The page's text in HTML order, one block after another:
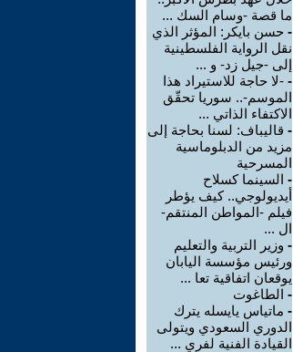
ما قصة -وسام السك ...
- حسن بايكر: المؤثر الذي
نقل الرواية الفلسطينية
إلى -جيل زد- و ...
- -لا حاجة للاستيراد هذا
الموسم-.. سوريا تحقّق
الاكتفاء الذاتي ...
- قاليباف: لسنا بحاجة إلى
مزيد من الدبلوماسية
المسرحية
- السينما كسلاح
أيديولوجي.. كيف يؤطر
فيلم -المواطن المنتقم-
ال ...
- وزير التربية والتعليم
ورئيس مؤسسة اليابان
يوقعان اتفاقية تعا ...
- الطاغوت
- ماتياس يايسله يترك
الدوري السعودي ويتولى
القيادة الفنية لفري ...